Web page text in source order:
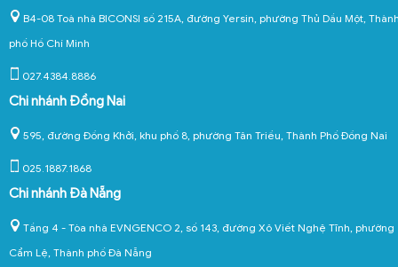
B4-08 Toà nhà BICONSI số 215A, đường Yersin, phường Thủ Dầu Một,
phố Hồ Chí Minh
027.4384.8886
Chi nhánh Đồng Nai
595, đường Đồng Khởi, khu phố 8, phường Tân Triều, Thành Phố Đồng Nai
025.1887.1868
Chi nhánh Đà Nẵng
Tầng 4 - Tòa nhà EVNGENCO 2, số 143, đường Xô Viết Nghệ Tĩnh, phường
Cẩm Lệ, Thành phố Đà Nẵng